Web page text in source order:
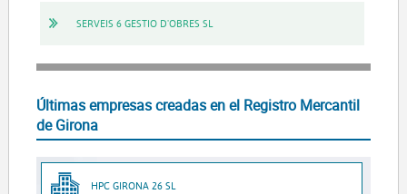
SERVEIS 6 GESTIO D'OBRES SL
Últimas empresas creadas en el Registro Mercantil
de Girona
HPC GIRONA 26 SL